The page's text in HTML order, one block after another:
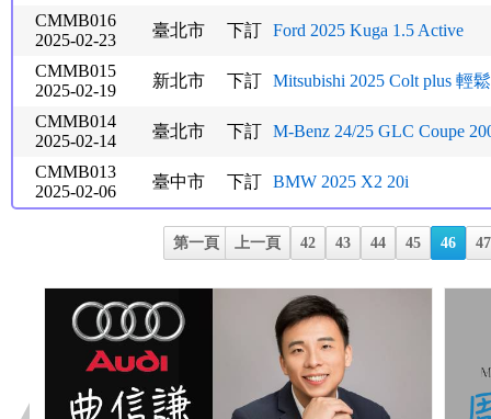
CMMB016
2025-02-23
臺北市 下訂 Ford 2025 Kuga 1.5 Active
CMMB015
2025-02-19
新北市 下訂 Mitsubishi 2025 Colt plus 輕
CMMB014
2025-02-14
臺北市 下訂 M-Benz 24/25 GLC Coupe
CMMB013
2025-02-06
臺中市 下訂 BMW 2025 X2 20i
第一頁 上一頁 42 43 44 45 46 47